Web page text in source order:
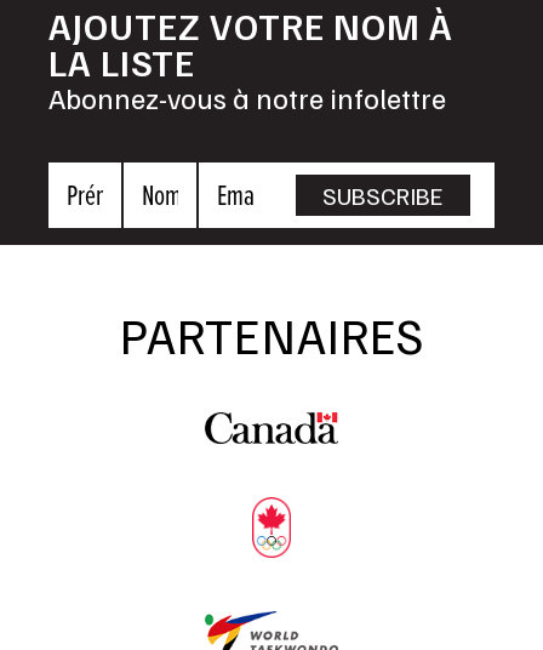
AJOUTEZ VOTRE NOM À
LA LISTE
Abonnez-vous à notre infolettre
PrénomNom Email SUBSCRIBE
PARTENAIRES